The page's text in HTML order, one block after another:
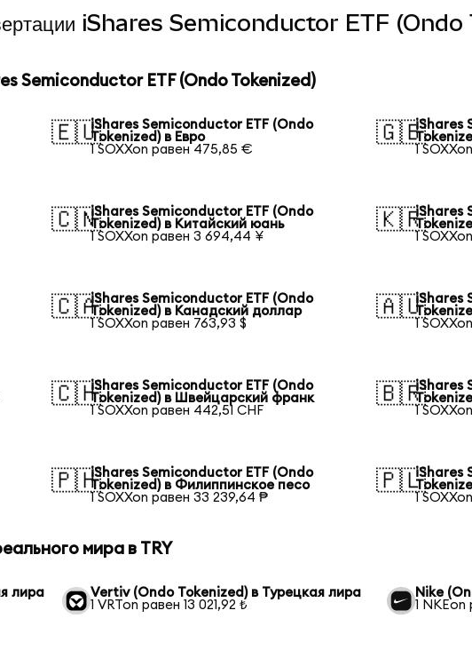
iShares Semiconductor ETF
Semiconductor ETF (Ondo Tokenized)
🇪🇺iShares Semiconductor ETF (Ondo
Tokenized) в Евро
1 SOXXon равен 475,85 €
🇬🇧iShares
1
🇨🇳iShares Semiconductor ETF (Ondo
Tokenized) в Китайский юань
1 SOXXon равен 3 694,44 ¥
🇰🇷iShares
1
🇨🇦iShares Semiconductor ETF (Ondo
Tokenized) в Канадский доллар
1 SOXXon равен 763,93 $
🇦🇺iShares
1
🇨🇭iShares Semiconductor ETF (Ondo
Tokenized) в Швейцарский франк
1 SOXXon равен 442,51 CHF
🇧🇷iShares
1
🇵🇭iShares Semiconductor ETF (Ondo
Tokenized) в Филиппинское песо
1 SOXXon равен 33 239,64 ₱
🇵🇱iShares
1
мира в TRY
лира
Vertiv (Ondo Tokenized) в Турецкая лира
1 VRTon равен 13 021,92 ₺
Nike
1 NKEon